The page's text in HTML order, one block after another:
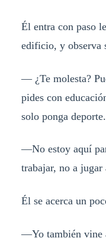
Él entra con paso
edificio, y observa
— ¿Te molesta?
pides con
solo ponga deporte.
—No estoy aquí
trabajar, no a
Él se acerca un
—Yo también vine